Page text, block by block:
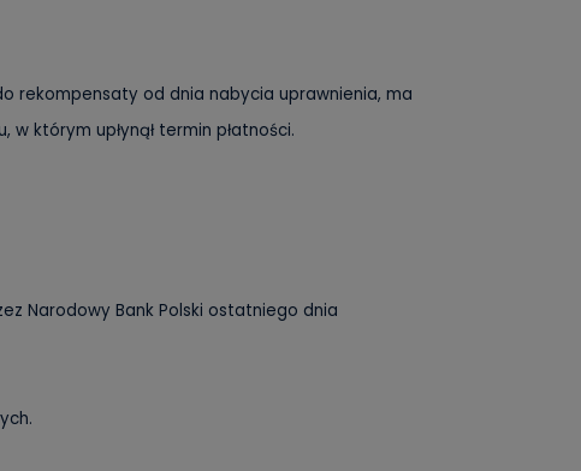
rekompensaty od dnia nabycia uprawnienia, ma
którym upłynął termin płatności.
Narodowy Bank Polski ostatniego dnia